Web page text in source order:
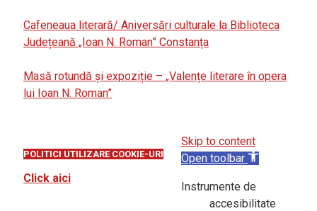
Cafeneaua literară/ Aniversări culturale la Biblioteca
Județeană „Ioan N. Roman” Constanța
Masă rotundă și expoziție – „Valențe literare în opera
lui Ioan N. Roman”
POLITICI UTILIZARE COOKIE-URI
Click aici
Skip to content
Open toolbar
Instrumente de
accesibilitate